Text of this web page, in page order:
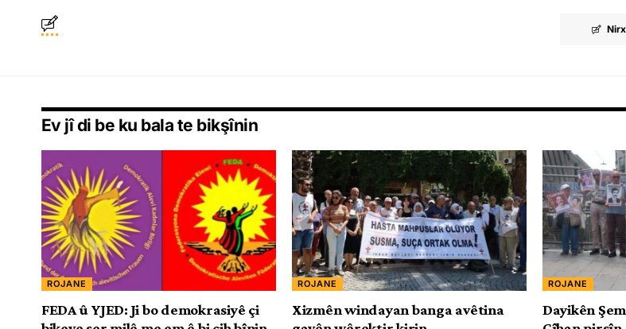
Ev jî di be ku bala te bikşînin
ROJANE
FEDA û YJED: Ji bo demokrasiyê çi
ROJANE
Xizmên windayan banga avêtina
ROJANE
Dayikên